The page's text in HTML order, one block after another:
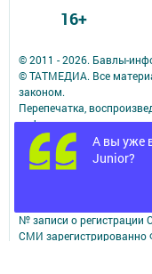
А вы уже
Junior?
© 2011 - 2026. Бавлы-
© ТАТМЕДИА. Все
законом.
Перепечатка,
информации,
размещенной на сайте,
редакций СМИ.
При поддержке
Наименование СМИ:
№ записи о
СМИ зарегистрированно
16+